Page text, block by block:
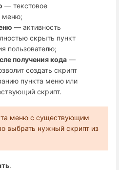
— текстовое
меню;
— активность
скрыть пункт
пользователю;
получения кода —
создать скрипт
пункта меню или
скрипт.
меню с существующим
выбрать нужный скрипт из
.